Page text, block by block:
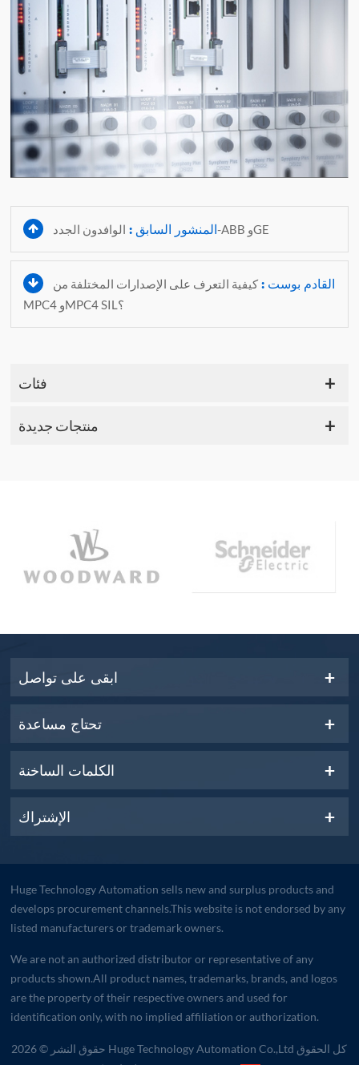
المنشور السابق : الوافدون الجدد-ABB وGE
القادم بوست : كيفية التعرف على الإصدارات المختلفة من
MPC4 وMPC4 SIL؟
فئات
منتجات جديدة
ابقى على تواصل
تحتاج مساعدة
الكلمات الساخنة
الإشتراك
Huge Technology Automation sells new and surplus products and
develops procurement channels.This website is not endorsed by any
listed manufacturers or trademark owners.
We are not an authorized distributor or representative of any
products shown.All product names, trademarks, brands, and logos
are the property of their respective owners and used for
identification only, with no implied affiliation or authorization.
حقوق النشر © 2026 Huge Technology Automation Co.,Ltd كل الحقوق